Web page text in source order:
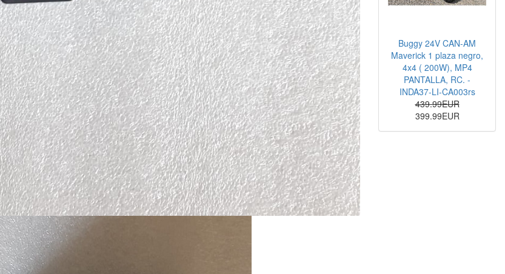
Buggy 24V CAN-AM
Maverick 1 plaza negro,
4x4 ( 200W), MP4
PANTALLA, RC. -
INDA37-LI-CA003rs
439.99EUR
399.99EUR